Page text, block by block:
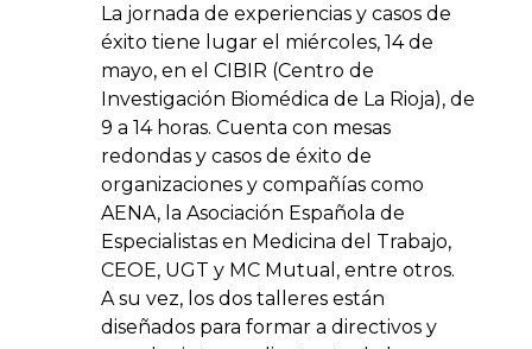
La jornada de experiencias y casos de
éxito tiene lugar el miércoles, 14 de
mayo, en el CIBIR (Centro de
Investigación Biomédica de La Rioja), de
9 a 14 horas. Cuenta con mesas
redondas y casos de éxito de
organizaciones y compañías como
AENA, la Asociación Española de
Especialistas en Medicina del Trabajo,
CEOE, UGT y MC Mutual, entre otros.
A su vez, los dos talleres están
diseñados para formar a directivos y